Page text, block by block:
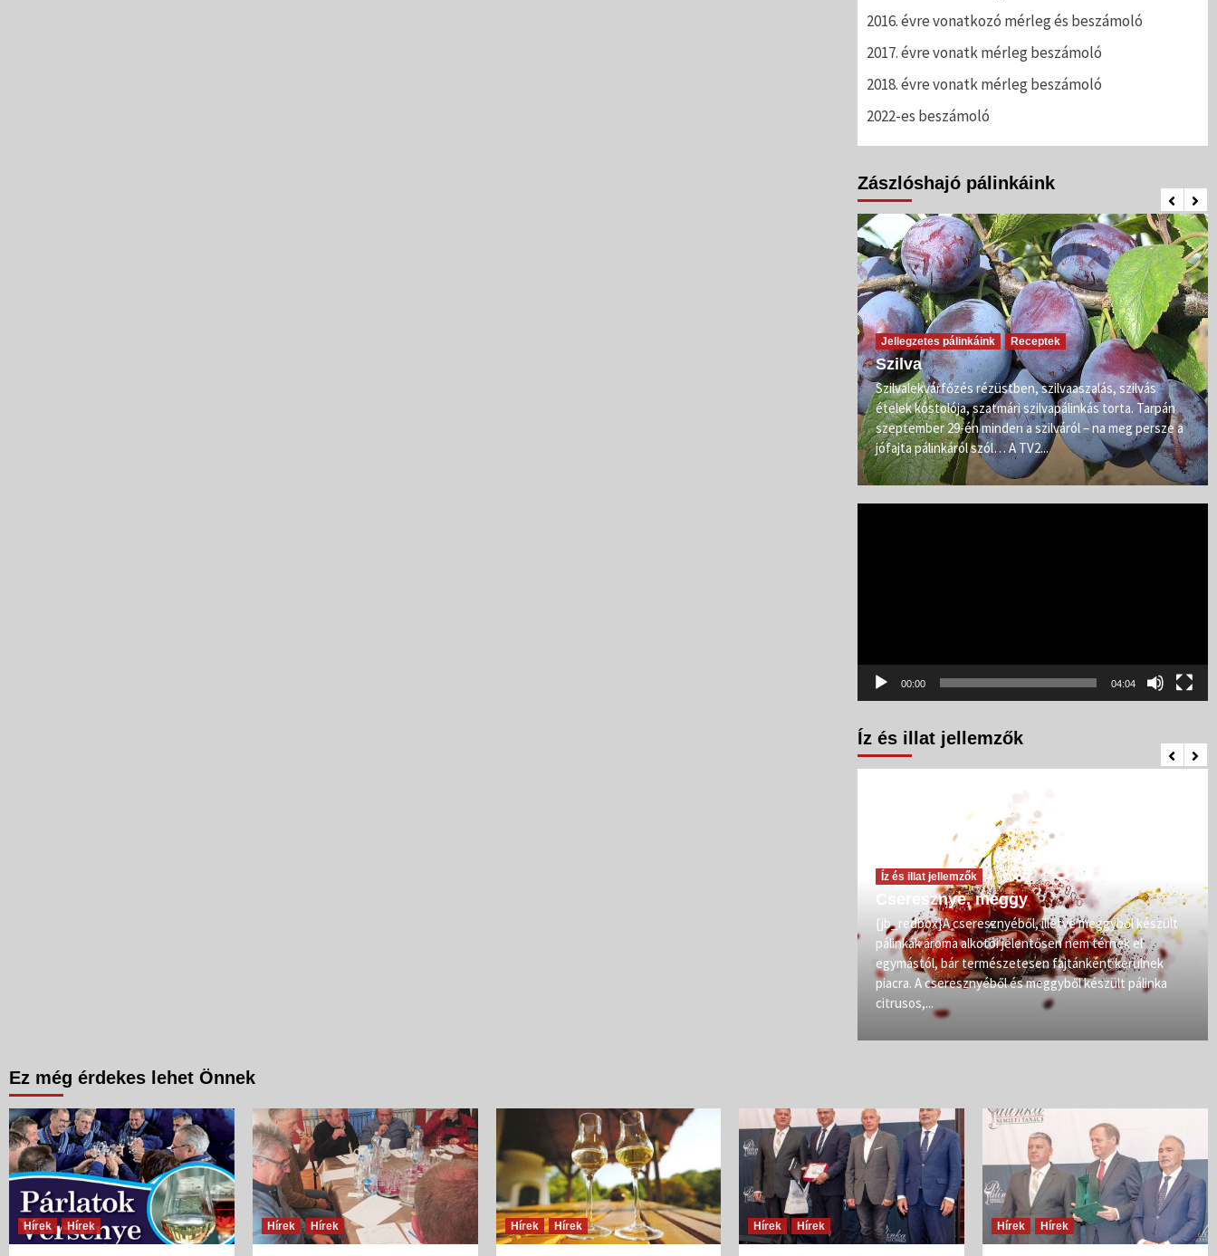
2016. évre vonatkozó mérleg és beszámoló
2017. évre vonatk mérleg beszámoló
2018. évre vonatk mérleg beszámoló
2022-es beszámoló
Zászlóshajó pálinkáink
Jellegzetes pálinkáink Receptek
Szilva
Szilvalekvárfőzés rézüstben, szilvaaszalás, szilvás
ételek kóstolója, szatmári szilvapálinkás torta. Tarpán
szeptember 29-én minden a szilváról – na meg persze a
jófajta pálinkáról szól… A TV2...
00:00 04:04
Íz és illat jellemzők
Íz és illat jellemzők
Cseresznye, meggy
{jb_redbox}A cseresznyéből, illetve meggyből készült
pálinkák aroma alkotói jelentősen nem térnek el
egymástól, bár természetesen fajtánként kerülnek
piacra. A cseresznyéből és meggyből készült pálinka
citrusos,...
Ez még érdekes lehet Önnek
Hírek Hírek Hírek Hírek Hírek Hírek Hírek Hírek Hírek Hírek